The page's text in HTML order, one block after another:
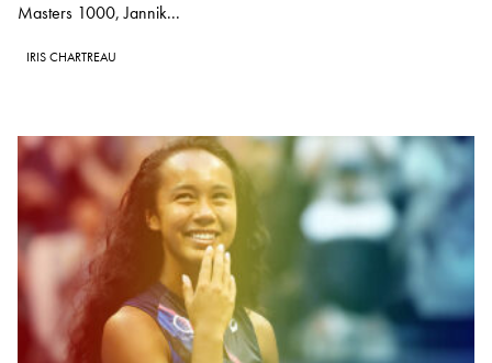
Masters 1000, Jannik...
IRIS CHARTREAU